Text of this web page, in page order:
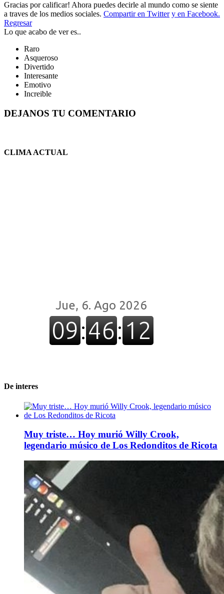
Gracias por calificar! Ahora puedes decirle al mundo como se siente
a traves de los medios sociales. Compartir en Twitter y en Facebook.
Regresar
Lo que acabo de ver es..
Raro
Asqueroso
Divertido
Interesante
Emotivo
Increible
DEJANOS TU COMENTARIO
CLIMA ACTUAL
De interes
Muy triste… Hoy murió Willy Crook,
legendario músico de Los Redonditos de Ricota